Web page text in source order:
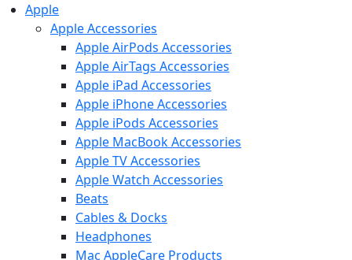
Apple
Apple Accessories
Apple AirPods Accessories
Apple AirTags Accessories
Apple iPad Accessories
Apple iPhone Accessories
Apple iPods Accessories
Apple MacBook Accessories
Apple TV Accessories
Apple Watch Accessories
Beats
Cables & Docks
Headphones
Mac AppleCare Products